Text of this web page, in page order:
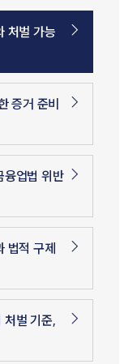
처벌 가능
증거 준비
융업법 위반
법적 구제
처벌 기준,